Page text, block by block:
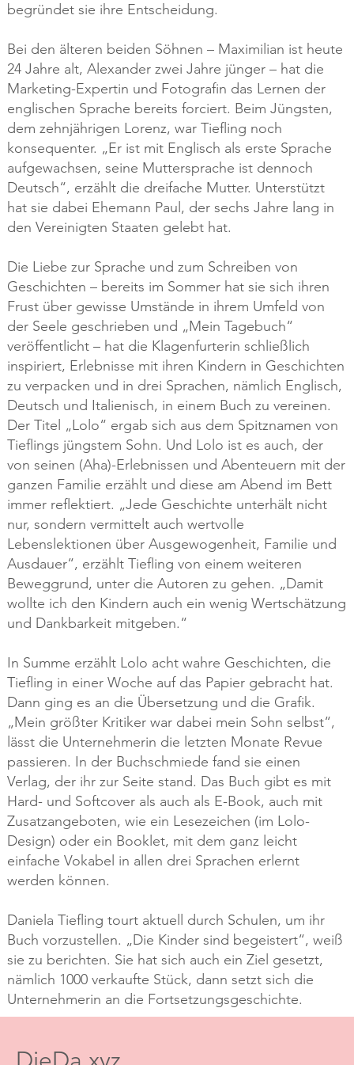
begründet sie ihre Entscheidung.
Bei den älteren beiden Söhnen – Maximilian ist heute
24 Jahre alt, Alexander zwei Jahre jünger – hat die
Marketing-Expertin und Fotografin das Lernen der
englischen Sprache bereits forciert. Beim Jüngsten,
dem zehnjährigen Lorenz, war Tiefling noch
konsequenter. „Er ist mit Englisch als erste Sprache
aufgewachsen, seine Muttersprache ist dennoch
Deutsch“, erzählt die dreifache Mutter. Unterstützt
hat sie dabei Ehemann Paul, der sechs Jahre lang in
den Vereinigten Staaten gelebt hat.
Die Liebe zur Sprache und zum Schreiben von
Geschichten – bereits im Sommer hat sie sich ihren
Frust über gewisse Umstände in ihrem Umfeld von
der Seele geschrieben und „Mein Tagebuch“
veröffentlicht – hat die Klagenfurterin schließlich
inspiriert, Erlebnisse mit ihren Kindern in Geschichten
zu verpacken und in drei Sprachen, nämlich Englisch,
Deutsch und Italienisch, in einem Buch zu vereinen.
Der Titel „Lolo“ ergab sich aus dem Spitznamen von
Tieflings jüngstem Sohn. Und Lolo ist es auch, der
von seinen (Aha)-Erlebnissen und Abenteuern mit der
ganzen Familie erzählt und diese am Abend im Bett
immer reflektiert. „Jede Geschichte unterhält nicht
nur, sondern vermittelt auch wertvolle
Lebenslektionen über Ausgewogenheit, Familie und
Ausdauer“, erzählt Tiefling von einem weiteren
Beweggrund, unter die Autoren zu gehen. „Damit
wollte ich den Kindern auch ein wenig Wertschätzung
und Dankbarkeit mitgeben.“
In Summe erzählt Lolo acht wahre Geschichten, die
Tiefling in einer Woche auf das Papier gebracht hat.
Dann ging es an die Übersetzung und die Grafik.
„Mein größter Kritiker war dabei mein Sohn selbst“,
lässt die Unternehmerin die letzten Monate Revue
passieren. In der Buchschmiede fand sie einen
Verlag, der ihr zur Seite stand. Das Buch gibt es mit
Hard- und Softcover als auch als E-Book, auch mit
Zusatzangeboten, wie ein Lesezeichen (im Lolo-
Design) oder ein Booklet, mit dem ganz leicht
einfache Vokabel in allen drei Sprachen erlernt
werden können.
Daniela Tiefling tourt aktuell durch Schulen, um ihr
Buch vorzustellen. „Die Kinder sind begeistert“, weiß
sie zu berichten. Sie hat sich auch ein Ziel gesetzt,
nämlich 1000 verkaufte Stück, dann setzt sich die
Unternehmerin an die Fortsetzungsgeschichte.